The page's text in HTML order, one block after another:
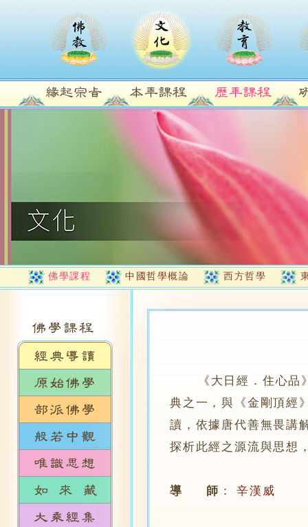
佛學課程 中國哲學概論 西方哲學
《大日經．住心
典之一，與《金剛頂經
讀，依據唐代善無畏講
探析此經之源流與思想
導 師 ： 辛漢威